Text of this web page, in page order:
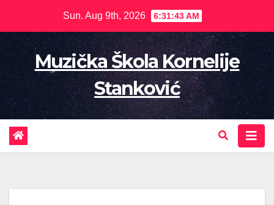
content
Sun. Aug 9th, 2026 6:31:44 AM
Muzička Škola Kornelije
Stanković